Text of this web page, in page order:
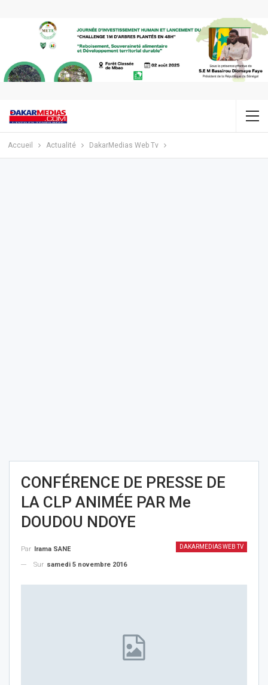
Accueil Actualité DakarMedias Web Tv
CONFÉRENCE DE PRESSE DE
LA CLP ANIMÉE PAR Me
DOUDOU NDOYE
DAKARMEDIAS WEB TV
Par Irama SANE
Sur samedi 5 novembre 2016